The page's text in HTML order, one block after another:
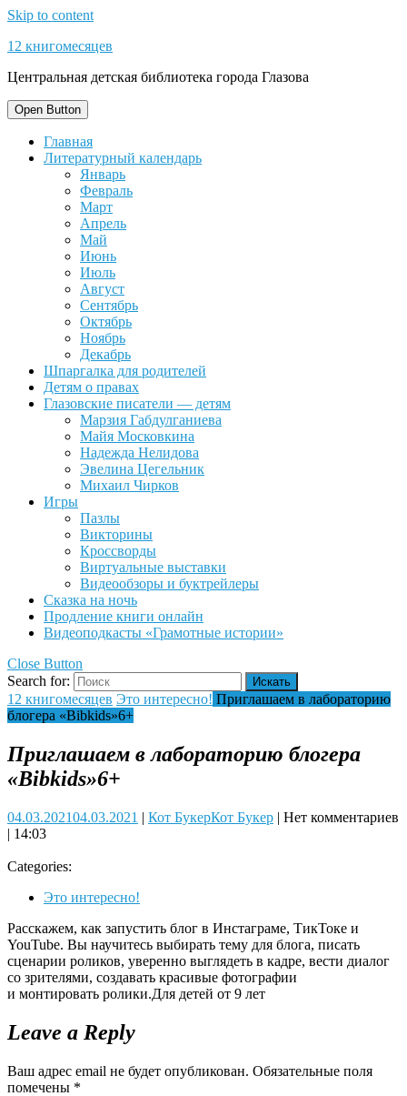
Skip to content
12 книгомесяцев
Центральная детская библиотека города Глазова
Open Button
Главная
Литературный календарь
Январь
Февраль
Март
Апрель
Май
Июнь
Июль
Август
Сентябрь
Октябрь
Ноябрь
Декабрь
Шпаргалка для родителей
Детям о правах
Глазовские писатели — детям
Марзия Габдулганиева
Майя Московкина
Надежда Нелидова
Эвелина Цегельник
Михаил Чирков
Игры
Пазлы
Викторины
Кроссворды
Виртуальные выставки
Видеообзоры и буктрейлеры
Сказка на ночь
Продление книги онлайн
Видеоподкасты «Грамотные истории»
Close Button
Search for:
12 книгомесяцев Это интересно! Приглашаем в лабораторию
блогера «Bibkids»6+
Приглашаем в лабораторию блогера
«Bibkids»6+
04.03.202104.03.2021 | Кот БукерКот Букер | Нет комментариев
| 14:03
Categories:
Это интересно!
Расскажем, как запустить блог в Инстаграме, ТикТоке и
YouTube. Вы научитесь выбирать тему для блога, писать
сценарии роликов, уверенно выглядеть в кадре, вести диалог
со зрителями, создавать красивые фотографии
и монтировать ролики.Для детей от 9 лет
Leave a Reply
Ваш адрес email не будет опубликован. Обязательные поля
помечены *